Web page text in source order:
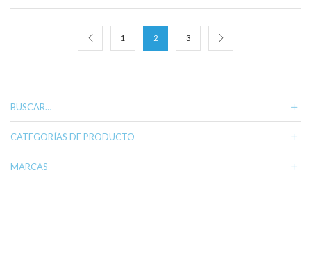
1 2 3
BUSCAR…
CATEGORÍAS DE PRODUCTO
MARCAS